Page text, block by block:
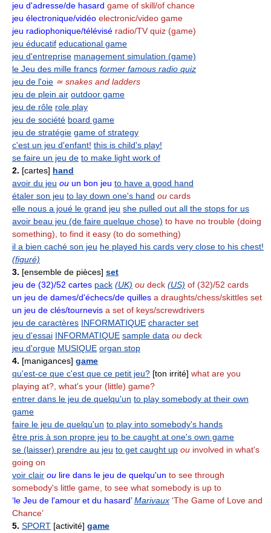
jeu d'adresse/de hasard game of skill/of chance
jeu électronique/vidéo electronic/video game
jeu radiophonique/télévisé radio/TV quiz (game)
jeu éducatif educational game
jeu d'entreprise management simulation (game)
le Jeu des mille francs former famous radio quiz
jeu de l'oie ≃ snakes and ladders
jeu de plein air outdoor game
jeu de rôle role play
jeu de société board game
jeu de stratégie game of strategy
c'est un jeu d'enfant! this is child's play!
se faire un jeu de to make light work of
2. [cartes] hand
avoir du jeu ou un bon jeu to have a good hand
étaler son jeu to lay down one's hand ou cards
elle nous a joué le grand jeu she pulled out all the stops for us
avoir beau jeu (de faire quelque chose) to have no trouble (doing
something), to find it easy (to do something)
il a bien caché son jeu he played his cards very close to his chest!
(figuré)
3. [ensemble de pièces] set
jeu de (32)/52 cartes pack (UK) ou deck (US) of (32)/52 cards
un jeu de dames/d'échecs/de quilles a draughts/chess/skittles set
un jeu de clés/tournevis a set of keys/screwdrivers
jeu de caractères INFORMATIQUE character set
jeu d'essai INFORMATIQUE sample data ou deck
jeu d'orgue MUSIQUE organ stop
4. [manigances] game
qu'est-ce que c'est que ce petit jeu? [ton irrité] what are you
playing at?, what's your (little) game?
entrer dans le jeu de quelqu'un to play somebody at their own
game
faire le jeu de quelqu'un to play into somebody's hands
être pris à son propre jeu to be caught at one's own game
se (laisser) prendre au jeu to get caught up ou involved in what's
going on
voir clair ou lire dans le jeu de quelqu'un to see through
somebody's little game, to see what somebody is up to
‘le Jeu de l'amour et du hasard’ Marivaux ‘The Game of Love and
Chance’
5. SPORT [activité] game